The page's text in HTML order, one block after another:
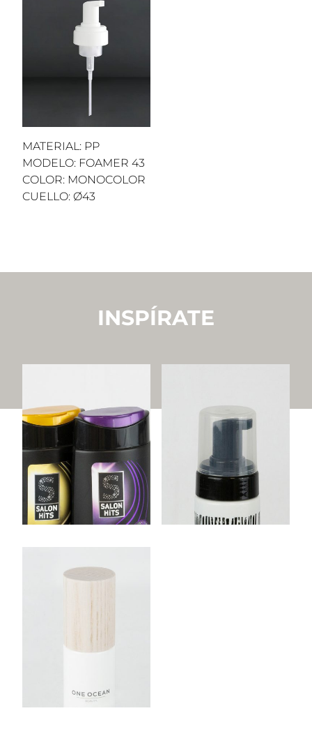
MATERIAL: PP
MODELO: FOAMER 43
COLOR: MONOCOLOR
CUELLO: Ø43
INSPÍRATE